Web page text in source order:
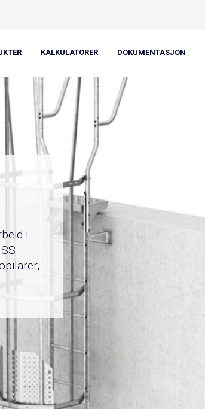
KALKULATORER DOKUMENTASJON
i